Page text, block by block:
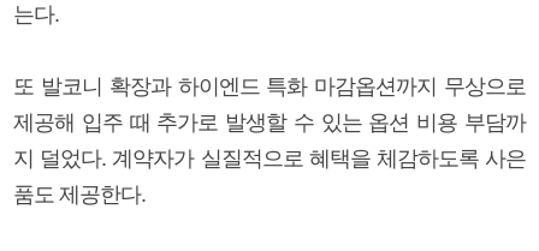
는다.
또 발코니 확장과 하이엔드 특화 마감옵션까지 무상으로
제공해 입주 때 추가로 발생할 수 있는 옵션 비용 부담까
지 덜었다. 계약자가 실질적으로 혜택을 체감하도록 사은
품도 제공한다.